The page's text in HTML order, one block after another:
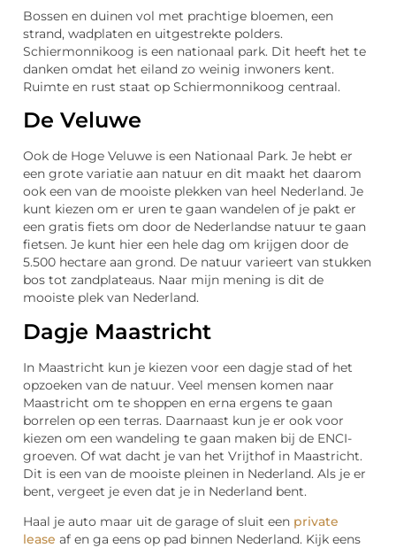
Bossen en duinen vol met prachtige bloemen, een
strand, wadplaten en uitgestrekte polders.
Schiermonnikoog is een nationaal park. Dit heeft het te
danken omdat het eiland zo weinig inwoners kent.
Ruimte en rust staat op Schiermonnikoog centraal.
De Veluwe
Ook de Hoge Veluwe is een Nationaal Park. Je hebt er
een grote variatie aan natuur en dit maakt het daarom
ook een van de mooiste plekken van heel Nederland. Je
kunt kiezen om er uren te gaan wandelen of je pakt er
een gratis fiets om door de Nederlandse natuur te gaan
fietsen. Je kunt hier een hele dag om krijgen door de
5.500 hectare aan grond. De natuur varieert van stukken
bos tot zandplateaus. Naar mijn mening is dit de
mooiste plek van Nederland.
Dagje Maastricht
In Maastricht kun je kiezen voor een dagje stad of het
opzoeken van de natuur. Veel mensen komen naar
Maastricht om te shoppen en erna ergens te gaan
borrelen op een terras. Daarnaast kun je er ook voor
kiezen om een wandeling te gaan maken bij de ENCI-
groeven. Of wat dacht je van het Vrijthof in Maastricht.
Dit is een van de mooiste pleinen in Nederland. Als je er
bent, vergeet je even dat je in Nederland bent.
Haal je auto maar uit de garage of sluit een private
lease af en ga eens op pad binnen Nederland. Kijk eens